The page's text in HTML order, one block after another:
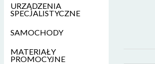
URZĄDZENIA
SPECJALISTYCZNE
SAMOCHODY
MATERIAŁY
PROMOCYJNE